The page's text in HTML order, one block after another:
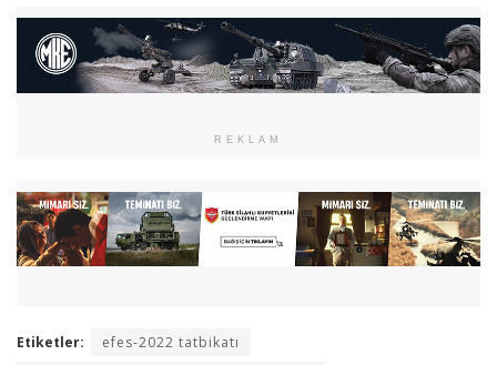
REKLAM
Etiketler:
efes-2022 tatbikatı